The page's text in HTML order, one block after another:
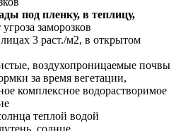
под пленку, в теплицу,
заморозков
3 раст./м2, в открытом
воздухопроницаемые почвы
за время вегетации,
комплексное водорастворимое
теплой водой
солнце